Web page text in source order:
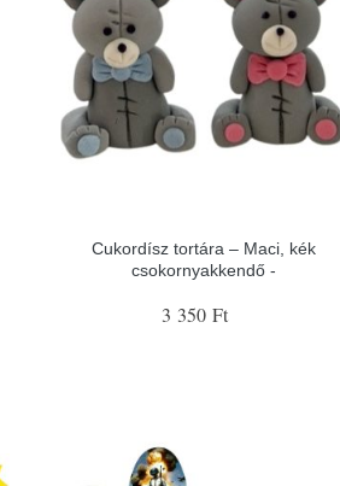
Cukordísz tortára – Maci, kék
csokornyakkendő -
3 350 Ft